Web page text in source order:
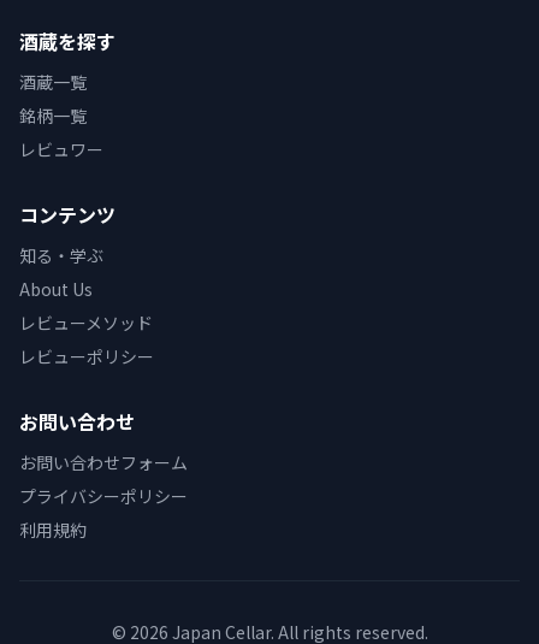
酒蔵を探す
酒蔵一覧
銘柄一覧
レビュワー
コンテンツ
知る・学ぶ
About Us
レビューメソッド
レビューポリシー
お問い合わせ
お問い合わせフォーム
プライバシーポリシー
利用規約
© 2026 Japan Cellar. All rights reserved.